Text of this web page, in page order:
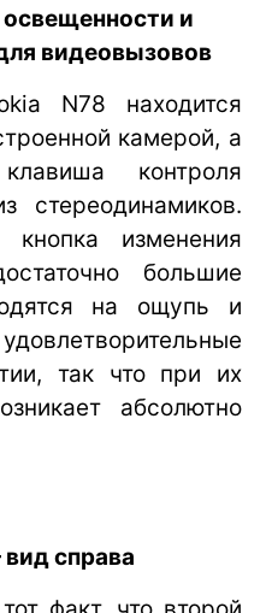
и
видеовызовов
N78 находится
камерой, а
контроля
стереодинамиков.
изменения
большие
на ощупь и
так что при их
абсолютно
справа